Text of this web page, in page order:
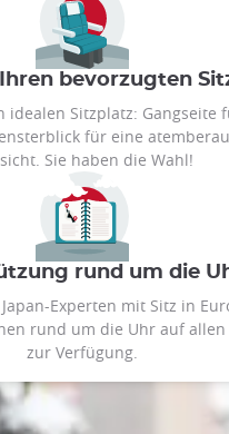
bevorzugten
idealen Sitzplatz: Gangseite
für eine
Sie haben die Wahl!
rund um die
Experten mit Sitz in
rund um die Uhr auf allen
zur Verfügung.